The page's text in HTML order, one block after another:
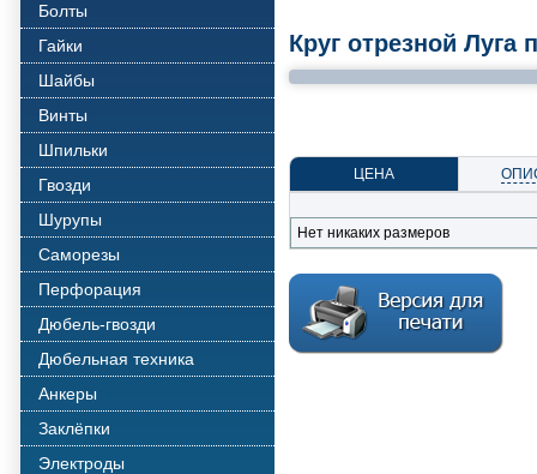
Болты
Гайки
Шайбы
Винты
Шпильки
Гвозди
Шурупы
Саморезы
Перфорация
Дюбель-гвозди
Дюбельная техника
Анкеры
Заклёпки
Электроды
Круг отрезной Луга
ЦЕНА
Нет никаких размеров